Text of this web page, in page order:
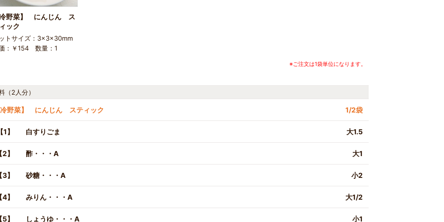
冷野菜】 にんじん ス
ック
トサイズ：3×3×30mm
：￥154 数量：1
※ご注文は1袋単位になります。
（2人分）
冷野菜】 にんじん スティック 1/2袋
【1】 白すりごま 大1.5
【2】 酢・・・A 大1
【3】 砂糖・・・A 小2
【4】 みりん・・・A 大1/2
【5】 しょうゆ・・・A 小1